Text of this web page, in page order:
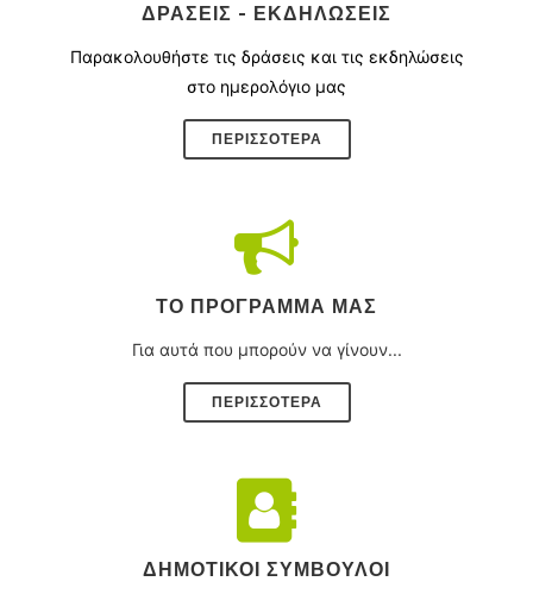
ΔΡΆΣΕΙΣ - ΕΚΔΗΛΏΣΕΙΣ
Παρακολουθήστε τις δράσεις και τις εκδηλώσεις
στο ημερολόγιο μας
ΠΕΡΙΣΣΌΤΕΡΑ
ΤΟ ΠΡΌΓΡΑΜΜΑ ΜΑΣ
Για αυτά που μπορούν να γίνουν...
ΠΕΡΙΣΣΟΤΕΡΑ
ΔΗΜΟΤΙΚΟΊ ΣΎΜΒΟΥΛΟΙ